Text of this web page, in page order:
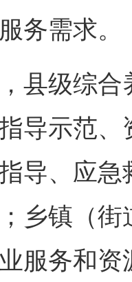
务需求。
县级综
导示范
导、应
乡镇（
服务和